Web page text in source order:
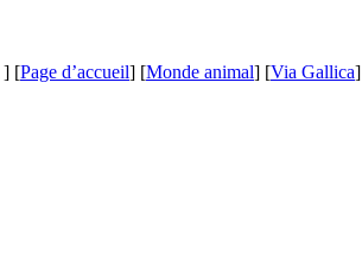
] [Page d’accueil] [Monde animal] [Via Gallica]